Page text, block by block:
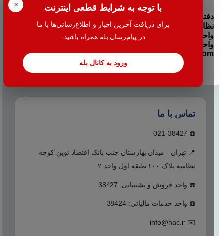
× با توجه به شرایط قطعی اینترنت
برای دریافت آخرین اخبار و اطلاع‌رسانی‌ها با ما
در پیام‌رسان بله همراه باشید.
ورود به کانال بله
دفتر مرکزی:تهران- میدان بهارستان جنب بانک اقتصاد نوین کوچه
نظامیه پلاک ۱۰۰ طبقه اول واحد ۲
واحد فروش: 38427-021
واحد خدمات: 38424-021
info@halehafzar.com
تماس با ما
☎️ 021-38427
📍 تهران - میدان بهارستان جنب بانک اقتصاد نوین کوچه
نظامیه پلاک ۱۰۰ طبقه اول واحد ۲
☎️ واحد فروش و پشتیبانی: 38427
☎️ واحد خدمات مالیاتی: 38424
✉️
info@hac.ir